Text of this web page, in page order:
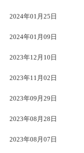
2024年01月25日
2024年01月09日
2023年12月10日
2023年11月02日
2023年09月29日
2023年08月28日
2023年08月07日